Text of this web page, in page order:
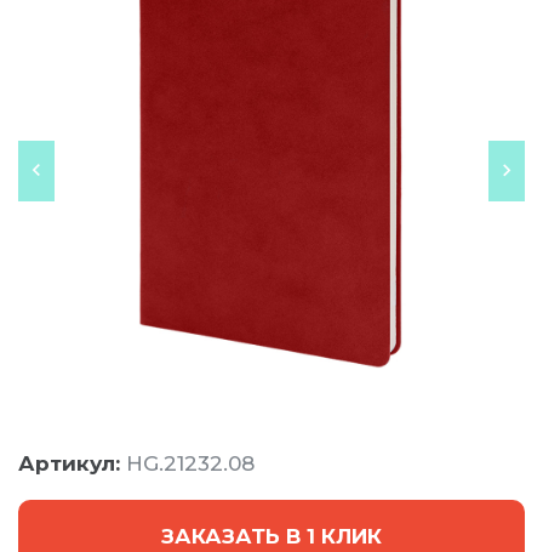
Артикул: HG.21232.08
ЗАКАЗАТЬ В 1 КЛИК